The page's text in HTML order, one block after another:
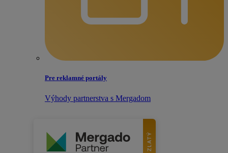
Pre reklamné portály
Výhody partnerstva s Mergadom